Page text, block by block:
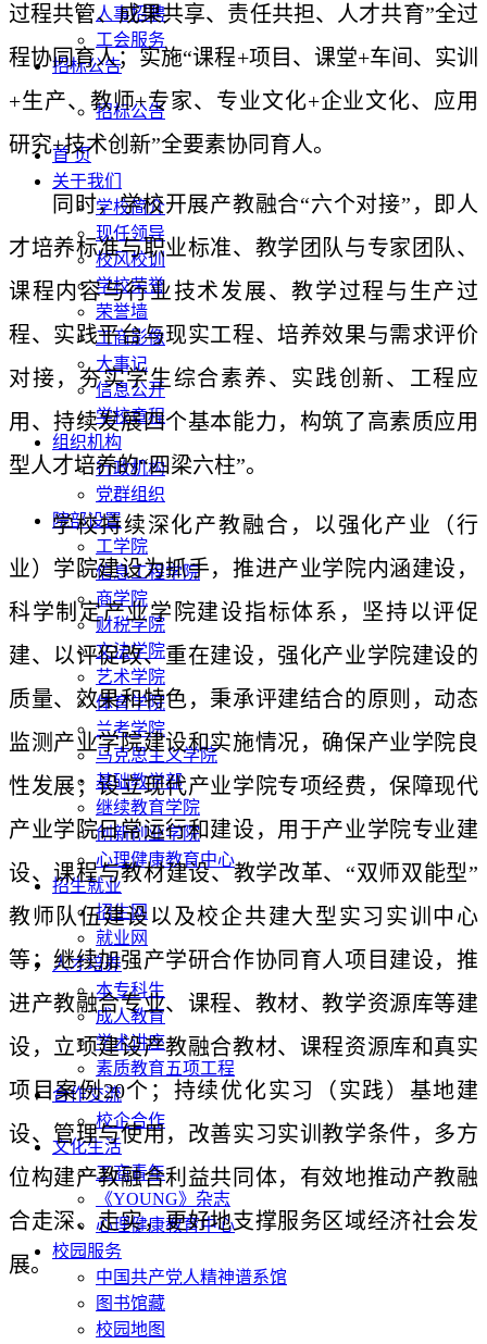
人事招聘
工会服务
招标公告
招标公告
首 页
关于我们
学校简介
现任领导
校风校训
学校荣誉
荣誉墙
工商影像
大事记
信息公开
学校章程
组织机构
行政机构
党群组织
院部设置
工学院
信息工程学院
商学院
财税学院
文法学院
艺术学院
体育学院
兰考学院
马克思主义学院
基础教学部
继续教育学院
创新创业学院
心理健康教育中心
招生就业
招生网
就业网
人才培养
本专科生
成人教育
学术讲座
素质教育五项工程
合作交流
校企合作
文化生活
工商青年
《YOUNG》杂志
心理健康教育中心
校园服务
中国共产党人精神谱系馆
图书馆藏
校园地图
过程共管、成果共享、责任共担、人才共育”全过
程协同育人；实施“课程+项目、课堂+车间、实训
+生产、教师+专家、专业文化+企业文化、应用
研究+技术创新”全要素协同育人。
同时，学校开展产教融合“六个对接”，即人
才培养标准与职业标准、教学团队与专家团队、
课程内容与行业技术发展、教学过程与生产过
程、实践平台与现实工程、培养效果与需求评价
对接，夯实学生综合素养、实践创新、工程应
用、持续发展四个基本能力，构筑了高素质应用
型人才培养的“四梁六柱”。
学校持续深化产教融合，以强化产业（行
业）学院建设为抓手，推进产业学院内涵建设，
科学制定产业学院建设指标体系，坚持以评促
建、以评促改、重在建设，强化产业学院建设的
质量、效果和特色，秉承评建结合的原则，动态
监测产业学院建设和实施情况，确保产业学院良
性发展；设立现代产业学院专项经费，保障现代
产业学院日常运行和建设，用于产业学院专业建
设、课程与教材建设、教学改革、“双师双能型”
教师队伍建设以及校企共建大型实习实训中心
等；继续加强产学研合作协同育人项目建设，推
进产教融合专业、课程、教材、教学资源库等建
设，立项建设产教融合教材、课程资源库和真实
项目案例20个；持续优化实习（实践）基地建
设、管理与使用，改善实习实训教学条件，多方
位构建产教融合利益共同体，有效地推动产教融
合走深、走实，更好地支撑服务区域经济社会发
展。